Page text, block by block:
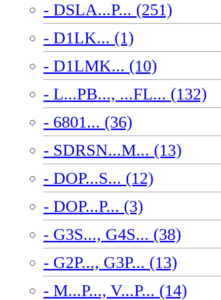
- DSLA...P... (251)
- D1LK... (1)
- D1LMK... (10)
- L...PB..., ...FL... (132)
- 6801... (36)
- SDRSN...M... (13)
- DOP...S... (12)
- DOP...P... (3)
- G3S..., G4S... (38)
- G2P..., G3P... (13)
- M...P..., V...P... (14)